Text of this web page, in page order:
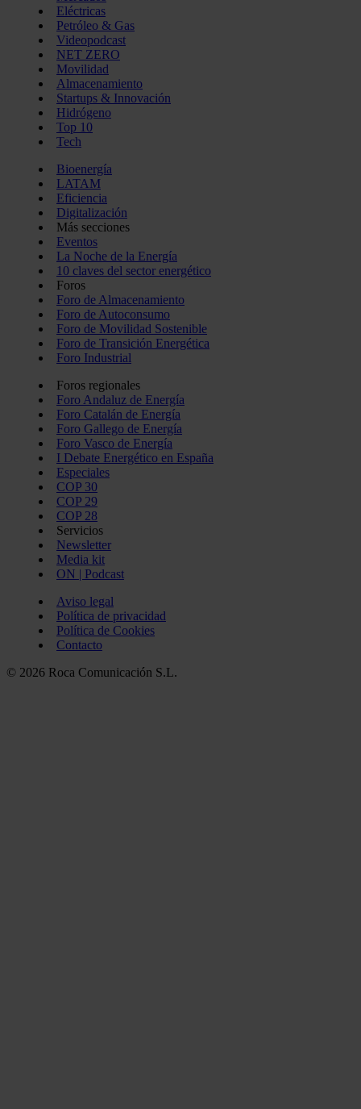
Eléctricas
Petróleo & Gas
Videopodcast
NET ZERO
Movilidad
Almacenamiento
Startups & Innovación
Hidrógeno
Top 10
Tech
Bioenergía
LATAM
Eficiencia
Digitalización
Más secciones
Eventos
La Noche de la Energía
10 claves del sector energético
Foros
Foro de Almacenamiento
Foro de Autoconsumo
Foro de Movilidad Sostenible
Foro de Transición Energética
Foro Industrial
Foros regionales
Foro Andaluz de Energía
Foro Catalán de Energía
Foro Gallego de Energía
Foro Vasco de Energía
I Debate Energético en España
Especiales
COP 30
COP 29
COP 28
Servicios
Newsletter
Media kit
ON | Podcast
Aviso legal
Política de privacidad
Política de Cookies
Contacto
© 2026 Roca Comunicación S.L.